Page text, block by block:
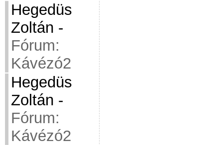
Hegedüs
Zoltán -
Fórum:
Kávézó2
Hegedüs
Zoltán -
Fórum:
Kávézó2